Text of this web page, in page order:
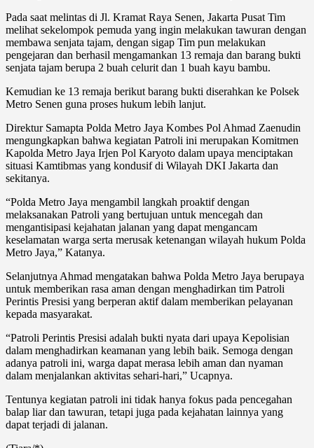
Pada saat melintas di Jl. Kramat Raya Senen, Jakarta Pusat Tim
melihat sekelompok pemuda yang ingin melakukan tawuran dengan
membawa senjata tajam, dengan sigap Tim pun melakukan
pengejaran dan berhasil mengamankan 13 remaja dan barang bukti
senjata tajam berupa 2 buah celurit dan 1 buah kayu bambu.
Kemudian ke 13 remaja berikut barang bukti diserahkan ke Polsek
Metro Senen guna proses hukum lebih lanjut.
Direktur Samapta Polda Metro Jaya Kombes Pol Ahmad Zaenudin
mengungkapkan bahwa kegiatan Patroli ini merupakan Komitmen
Kapolda Metro Jaya Irjen Pol Karyoto dalam upaya menciptakan
situasi Kamtibmas yang kondusif di Wilayah DKI Jakarta dan
sekitanya.
“Polda Metro Jaya mengambil langkah proaktif dengan
melaksanakan Patroli yang bertujuan untuk mencegah dan
mengantisipasi kejahatan jalanan yang dapat mengancam
keselamatan warga serta merusak ketenangan wilayah hukum Polda
Metro Jaya,” Katanya.
Selanjutnya Ahmad mengatakan bahwa Polda Metro Jaya berupaya
untuk memberikan rasa aman dengan menghadirkan tim Patroli
Perintis Presisi yang berperan aktif dalam memberikan pelayanan
kepada masyarakat.
“Patroli Perintis Presisi adalah bukti nyata dari upaya Kepolisian
dalam menghadirkan keamanan yang lebih baik. Semoga dengan
adanya patroli ini, warga dapat merasa lebih aman dan nyaman
dalam menjalankan aktivitas sehari-hari,” Ucapnya.
Tentunya kegiatan patroli ini tidak hanya fokus pada pencegahan
balap liar dan tawuran, tetapi juga pada kejahatan lainnya yang
dapat terjadi di jalanan.